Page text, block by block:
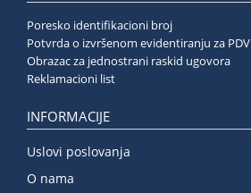
Poresko identifikacioni broj
Potvrda o izvršenom evidentiranju za PDV
Obrazac za jednostrani raskid ugovora
Reklamacioni list
INFORMACIJE
Uslovi poslovanja
O nama